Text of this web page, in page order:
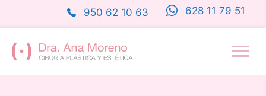
950 62 10 63 628 11 79 51